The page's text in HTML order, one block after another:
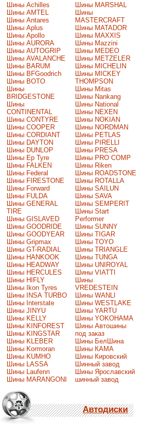
Шины Achilles
Шины AMTEL
Шины Antares
Шины Aplus
Шины Apollo
Шины AURORA
Шины AUTOGRIP
Шины AVALANCHE
Шины BARUM
Шины BFGoodrich
Шины BOTO
Шины
BRIDGESTONE
Шины
CONTINENTAL
Шины CONTYRE
Шины COOPER
Шины CORDIANT
Шины DAYTON
Шины DUNLOP
Шины Ep Tyre
Шины FALKEN
Шины Federal
Шины FIRESTONE
Шины Forward
Шины FULDA
Шины GENERAL
TIRE
Шины GISLAVED
Шины GOODRIDE
Шины GOODYEAR
Шины Gripmax
Шины GT-RADIAL
Шины HANKOOK
Шины HEADWAY
Шины HERCULES
Шины HIFLY
Шины Ikon Tyres
Шины INSA TURBO
Шины Interstate
Шины JINYU
Шины KELLY
Шины KINFOREST
Шины KINGSTAR
Шины KLEBER
Шины Kormoran
Шины KUMHO
Шины LASSA
Шины Laufenn
Шины MARANGONI
Шины MARSHAL
Шины
MASTERCRAFT
Шины MATADOR
Шины MAXXIS
Шины Mazzini
Шины MEDEO
Шины METZELER
Шины MICHELIN
Шины MICKEY
THOMPSON
Шины Mitas
Шины Nankang
Шины National
Шины NEXEN
Шины NOKIAN
Шины NORDMAN
Шины PETLAS
Шины PIRELLI
Шины PRESA
Шины PRO COMP
Шины Riken
Шины ROADSTONE
Шины ROTALLA
Шины SAILUN
Шины SAVA
Шины SEMPERIT
Шины Start
Performer
Шины SUNNY
Шины TIGAR
Шины TOYO
Шины TRIANGLE
Шины TUNGA
Шины UNIROYAL
Шины VIATTI
Шины
VREDESTEIN
Шины WANLI
Шины WESTLAKE
Шины YARTU
Шины YOKOHAMA
Шины Автошины
под заказ
Шины БелШина
Шины КАМА
Шины Кировский
Шинный завод
Шины Ярославский
шинный завод
Автодиски